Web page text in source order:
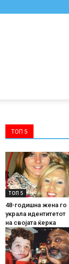
ТОП 5
ТОП 5
48-годишна жена го
украла идентитетот
на својата ќерка